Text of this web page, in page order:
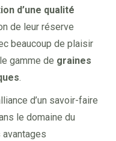
d’une qualité
de leur réserve
beaucoup de plaisir
gamme de graines
.
d’un savoir-faire
le domaine du